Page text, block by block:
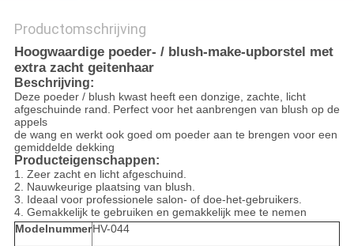
Productomschrijving
Hoogwaardige poeder- / blush-make-upborstel met
extra zacht geitenhaar
Beschrijving:
Deze poeder / blush kwast heeft een donzige, zachte, licht
afgeschuinde rand. Perfect voor het aanbrengen van blush op de
appels
de wang en werkt ook goed om poeder aan te brengen voor een
gemiddelde dekking
Producteigenschappen:
1. Zeer zacht en licht afgeschuind.
2. Nauwkeurige plaatsing van blush.
3. Ideaal voor professionele salon- of doe-het-gebruikers.
4. Gemakkelijk te gebruiken en gemakkelijk mee te nemen
ModelnummerHV-044